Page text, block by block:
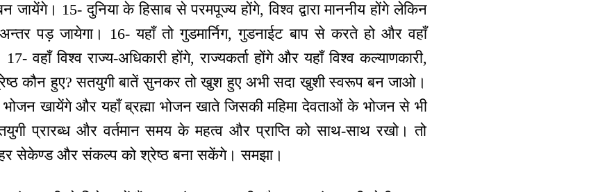
जायेंगे। 15- दुनिया के हिसाब से परमपूज्य होंगे, विश्व द्वारा माननीय होंगे लेकिन
पड़ जायेगा। 16- यहाँ तो गुडमार्निग, गुडनाईट बाप से करते हो और वहाँ
वहाँ विश्व राज्य-अधिकारी होंगे, राज्यकर्ता होंगे और यहाँ विश्व कल्याणकारी,
श्रेष्ठ कौन हुए? सतयुगी बातें सुनकर तो खुश हुए अभी सदा खुशी स्वरूप बन जाओ।
भोजन खायेंगे और यहाँ ब्रह्मा भोजन खाते जिसकी महिमा देवताओं के भोजन से भी
प्रारब्ध और वर्तमान समय के महत्व और प्राप्ति को साथ-साथ रखो। तो
हर सेकेण्ड और संकल्प को श्रेष्ठ बना सकेंगे। समझा।